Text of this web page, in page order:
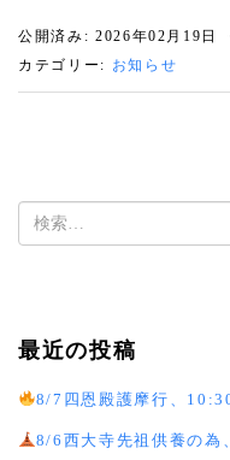
公開済み: 2026年02月19日
カテゴリー: お知らせ
検
索:
最近の投稿
8/7四恩殿護摩行、
8/6西大寺先祖供養の為